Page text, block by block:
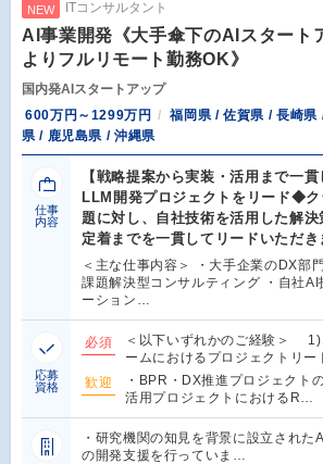
NEW ITコンサルタント
AI事業開発《大手傘下のAIスタート
よりフルリモート勤務OK》
国内発AIスタートアップ
600万円～1299万円
福岡県 / 佐賀県 / 長崎県
県 / 鹿児島県 / 沖縄県
仕事
内容
【戦略提案から実装・活用まで一貫
LLM開発プロジェクトをリード◆
題に対し、自社技術を活用した解決
定着までを一貫してリードいただき
＜主な仕事内容＞ ・大手企業のDX部
課題解決型コンサルティング ・自社AI
ーション…
応募
資格
必須
＜以下いずれかのご経験＞ 1)
ームにおけるプロジェクトリ
歓迎
・BPR・DX推進プロジェクト
活用プロジェクトにおけるR…
・研究機関の知見を背景に設立された
の開発支援を行っていま…